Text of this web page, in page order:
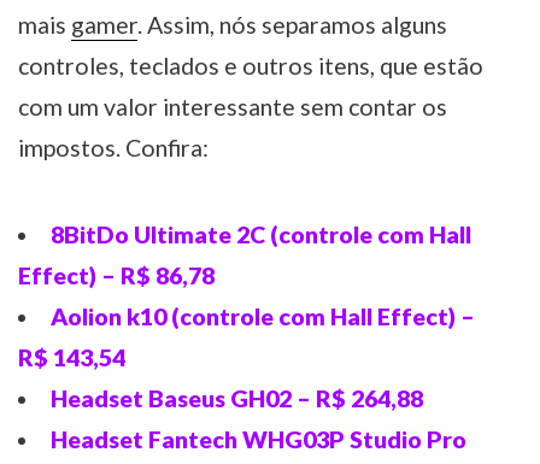
mais gamer. Assim, nós separamos alguns
controles, teclados e outros itens, que estão
com um valor interessante sem contar os
impostos. Confira:
8BitDo Ultimate 2C (controle com Hall
Effect) – R$ 86,78
Aolion k10 (controle com Hall Effect) –
R$ 143,54
Headset Baseus GH02 – R$ 264,88
Headset Fantech WHG03P Studio Pro